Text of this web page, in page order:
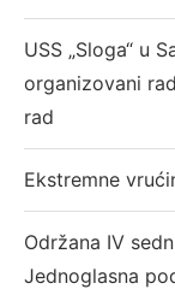
USS „Sloga“ u
organizovani
rad
Ekstremne
Održana IV
Jednoglasna